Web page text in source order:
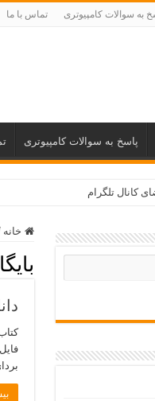
به سوالات کامپیوتری تماس با ما
پاسخ به سوالات کامپیوتری
کانال تلگرام
خانه